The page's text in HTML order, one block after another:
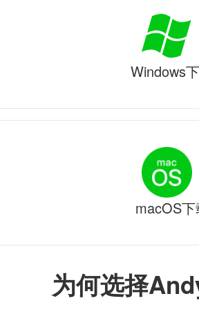
为何选择
Windows
macOS下